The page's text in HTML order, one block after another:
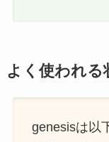
よく使われる
genesisは以